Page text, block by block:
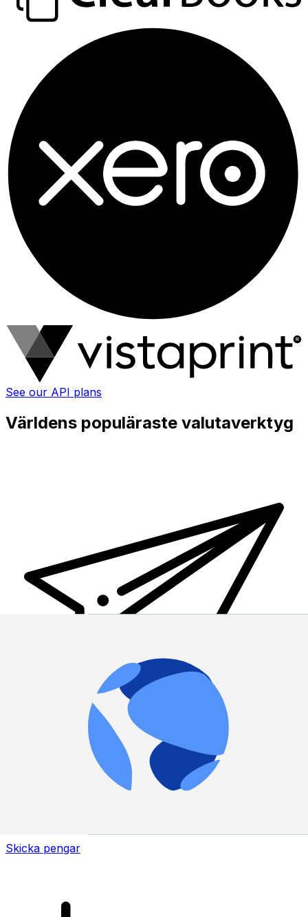
See our API plans
Världens populäraste valutaverktyg
XE Internationella valutaöverföringar
Skicka pengar online snabbt, säkert och enkelt.
Skicka pengar